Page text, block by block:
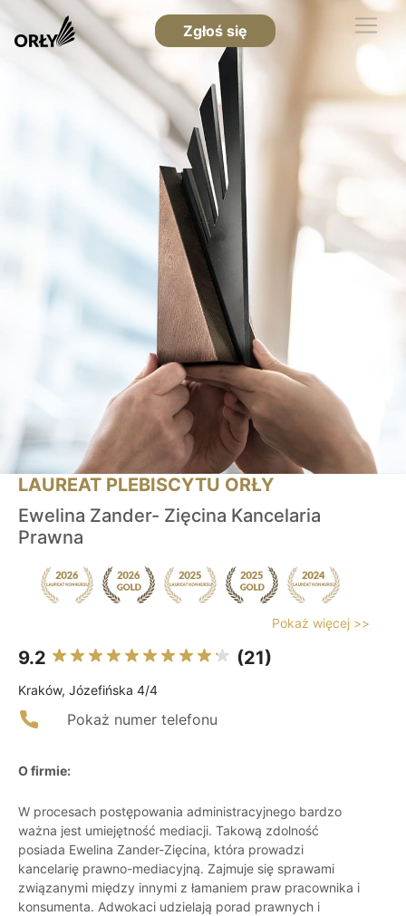
Zgłoś się
LAUREAT PLEBISCYTU ORŁY
Ewelina Zander- Zięcina Kancelaria
Prawna
Pokaż więcej >>
9.2 (21)
Kraków, Józefińska 4/4
Pokaż numer telefonu
O firmie:
W procesach postępowania administracyjnego bardzo
ważna jest umiejętność mediacji. Takową zdolność
posiada Ewelina Zander-Zięcina, która prowadzi
kancelarię prawno-mediacyjną. Zajmuje się sprawami
związanymi między innymi z łamaniem praw pracownika i
konsumenta. Adwokaci udzielają porad prawnych i